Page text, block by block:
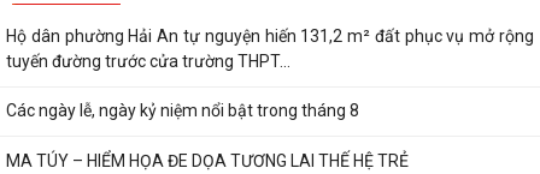
Hộ dân phường Hải An tự nguyện hiến 131,2 m² đất phục vụ mở rộng
tuyến đường trước cửa trường THPT...
Các ngày lễ, ngày kỷ niệm nổi bật trong tháng 8
MA TÚY – HIỂM HỌA ĐE DỌA TƯƠNG LAI THẾ HỆ TRẺ